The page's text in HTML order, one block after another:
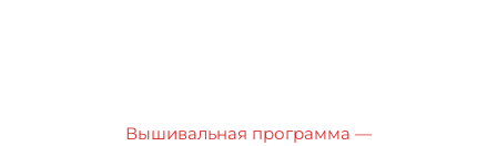
Вышивальная программа —